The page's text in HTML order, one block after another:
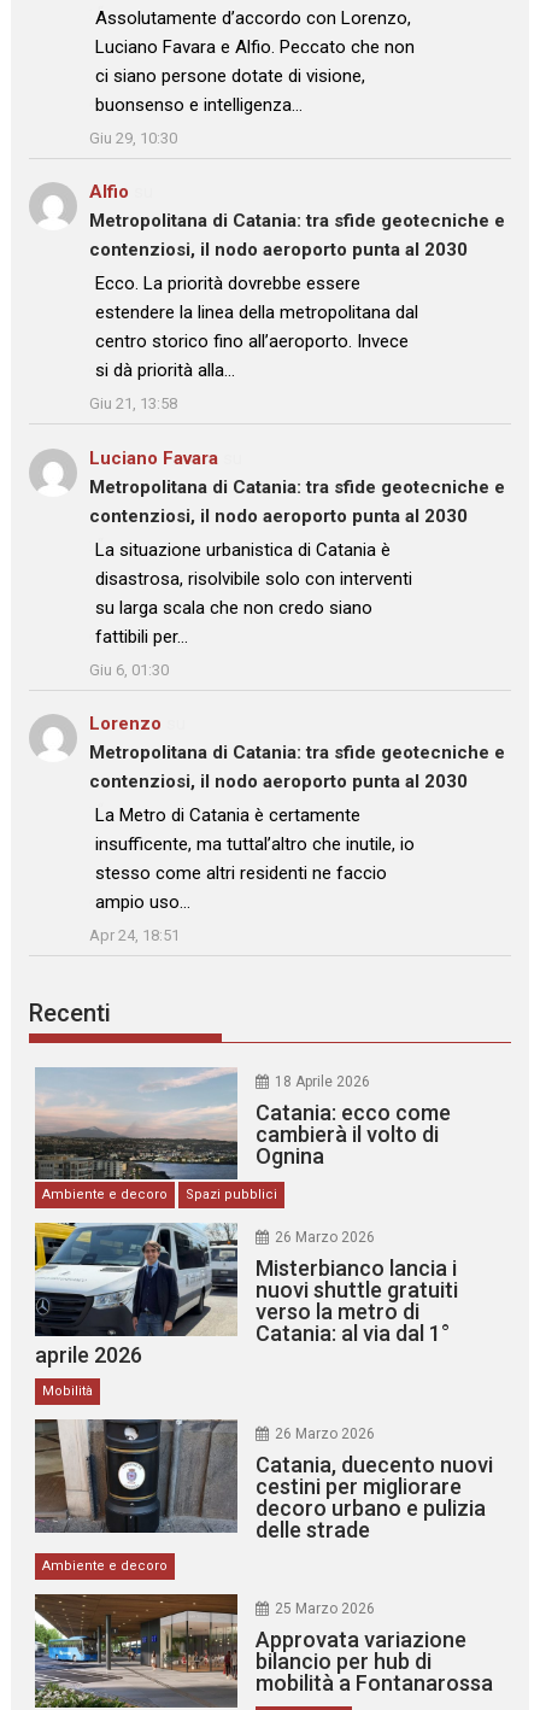
: “
Assolutamente d’accordo con Lorenzo,
Luciano Favara e Alfio. Peccato che non
ci siano persone dotate di visione,
buonsenso e intelligenza…
”
Giu 29, 10:30
Alfio
Metropolitana di Catania: tra sfide geotecniche e
contenziosi, il nodo aeroporto punta al 2030
: “Ecco. La priorità dovrebbe essere
estendere la linea della metropolitana dal
centro storico fino all’aeroporto. Invece
si dà priorità alla…
”
Giu 21, 13:58
Luciano Favara
Metropolitana di Catania: tra sfide geotecniche e
contenziosi, il nodo aeroporto punta al 2030
: “La situazione urbanistica di Catania è
disastrosa, risolvibile solo con interventi
su larga scala che non credo siano
fattibili per…
”
Giu 6, 01:30
Lorenzo
Metropolitana di Catania: tra sfide geotecniche e
contenziosi, il nodo aeroporto punta al 2030
: “La Metro di Catania è certamente
insufficente, ma tuttal’altro che inutile, io
stesso come altri residenti ne faccio
ampio uso…
”
Apr 24, 18:51
Recenti
18 Aprile 2026
Catania: ecco come
cambierà il volto di
Ognina
Ambiente e decoro Spazi pubblici
26 Marzo 2026
Misterbianco lancia i
nuovi shuttle gratuiti
verso la metro di
Catania: al via dal 1°
aprile 2026
Mobilità
26 Marzo 2026
Catania, duecento nuovi
cestini per migliorare
decoro urbano e pulizia
delle strade
Ambiente e decoro
25 Marzo 2026
Approvata variazione
bilancio per hub di
mobilità a Fontanarossa